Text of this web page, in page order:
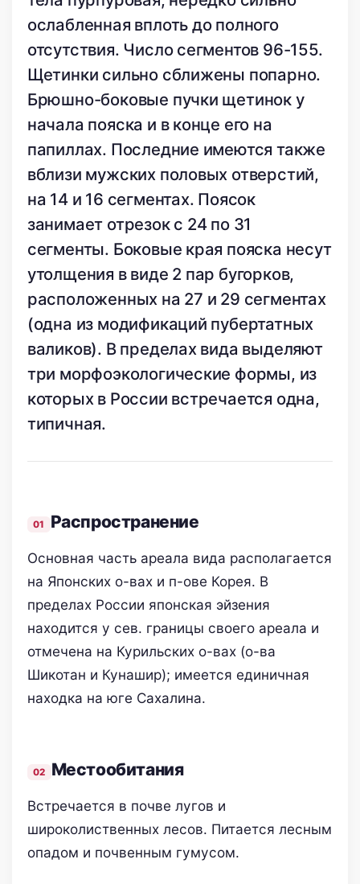
ослабленная вплоть до полного
отсутствия. Число сегментов 96-155.
Щетинки сильно сближены попарно.
Брюшно-боковые пучки щетинок у
начала пояска и в конце его на
папиллах. Последние имеются также
вблизи мужских половых отверстий,
на 14 и 16 сегментах. Поясок
занимает отрезок с 24 по 31
сегменты. Боковые края пояска несут
утолщения в виде 2 пар бугорков,
расположенных на 27 и 29 сегментах
(одна из модификаций пубертатных
валиков). В пределах вида выделяют
три морфоэкологические формы, из
которых в России встречается одна,
типичная.
Распространение
Основная часть ареала вида располагается
на Японских о-вах и п-ове Корея. В
пределах России японская эйзения
находится у сев. границы своего ареала и
отмечена на Курильских о-вах (о-ва
Шикотан и Кунашир); имеется единичная
находка на юге Сахалина.
Местообитания
Встречается в почве лугов и
широколиственных лесов. Питается лесным
опадом и почвенным гумусом.